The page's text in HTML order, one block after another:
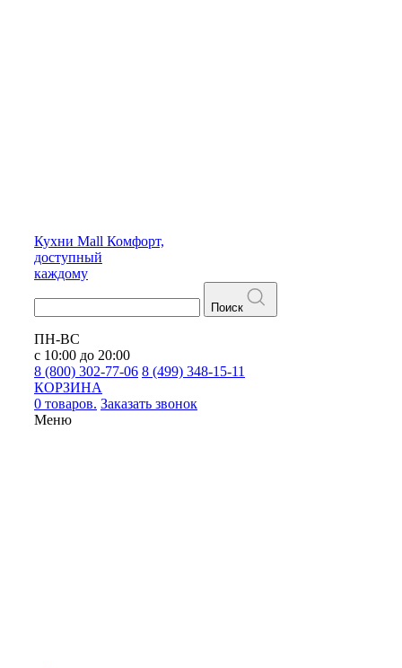
Кухни Mall Комфорт,
доступный
каждому
Поиск
ПН-ВС
с 10:00 до 20:00
8 (800) 302-77-06 8 (499) 348-15-11
КОРЗИНА
0 товаров. Заказать звонок
Меню